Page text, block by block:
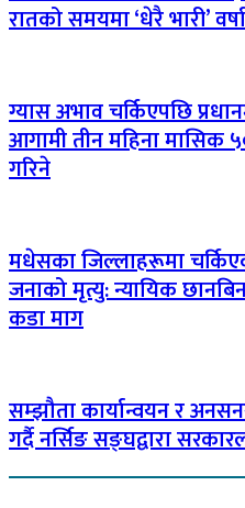
रातको समयमा ‘धेरै भारी’
ग्यास अभाव चर्किएपछि
आगामी तीन महिना मासिक
गरिने
मधेसका जिल्लाहरूमा
जनाको मृत्यु: न्यायिक
कडा माग
सम्झौता कार्यान्वयन र
गर्दै नर्सिङ सङ्घद्वारा